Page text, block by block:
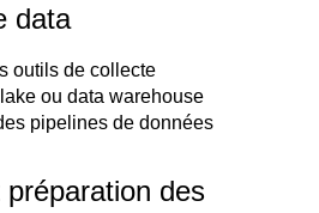
data
outils de collecte
ou data warehouse
pipelines de données
des